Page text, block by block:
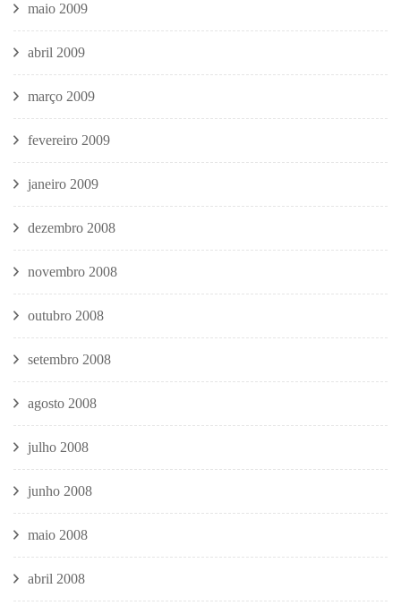
maio 2009
abril 2009
março 2009
fevereiro 2009
janeiro 2009
dezembro 2008
novembro 2008
outubro 2008
setembro 2008
agosto 2008
julho 2008
junho 2008
maio 2008
abril 2008